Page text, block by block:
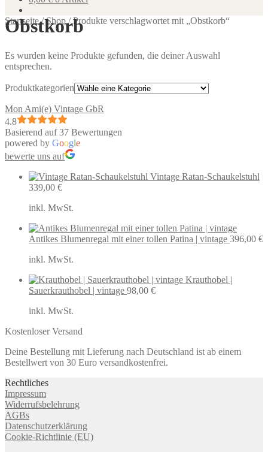
Startseite/Shop /Produkte verschlagwortet mit „Obstkorb“
Obstkorb
Es wurden keine Produkte gefunden, die deiner Auswahl
entsprechen.
Produktkategorien
Mon Ami(e) Vintage GbR
4.8
Basierend auf 37 Bewertungen
powered by Google
bewerte uns auf
Vintage Ratan-Schaukelstuhl
339,00 €
inkl. MwSt.
Antikes Blumenregal mit einer tollen Patina | vintage 396,00 €
inkl. MwSt.
Krauthobel |
Sauerkrauthobel | vintage 98,00 €
inkl. MwSt.
Kostenloser Versand
Deine Bestellung mit Lieferung nach Deutschland ist ab einem
Bestellwert von 30 Euro versandkostenfrei.
Rechtliches
Impressum
Widerrufsbelehrung
AGBs
Datenschutzerklärung
Cookie-Richtlinie (EU)